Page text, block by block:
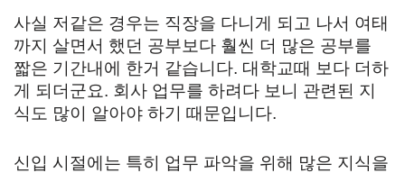
사실 저같은 경우는 직장을 다니게 되고 나서 여태
까지 살면서 했던 공부보다 훨씬 더 많은 공부를
짧은 기간내에 한거 같습니다. 대학교때 보다 더하
게 되더군요. 회사 업무를 하려다 보니 관련된 지
식도 많이 알아야 하기 때문입니다.
신입 시절에는 특히 업무 파악을 위해 많은 지식을